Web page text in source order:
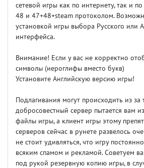
сетевой игры как по интернету, так и
48 и 47+48+steam протоколом.
установкой игры выбора Русского или
интерфейса.
Внимание! Если у вас не корректно
символы (иероглифы вместо букв)
Установите Английскую версию игры!
Подлагивания могут происходить из за
добросовестный сервер пытается вам
файлы игры, а клиент игры этому
серверов сейчас в рунете развелось
не стоит удивляться, что игру
всяким спамом и рекламой. Советуем
под рукой резервную копию игры, в